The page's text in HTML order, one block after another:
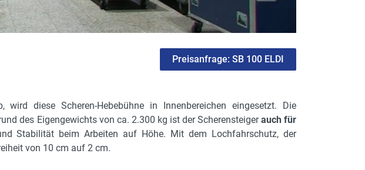
Preisanfrage: SB 100 ELDI
wird diese Scheren-Hebebühne in Innenbereichen eingesetzt. Die
des Eigengewichts von ca. 2.300 kg ist der Scherensteigerauch für
Stabilität beim Arbeiten auf Höhe. Mit dem Lochfahrschutz, der
von 10 cm auf 2 cm.